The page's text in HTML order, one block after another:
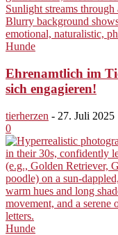
Hunde
Ehrenamtlich im
sich engagieren!
tierherzen - 27. Juli 2025
0
Hunde